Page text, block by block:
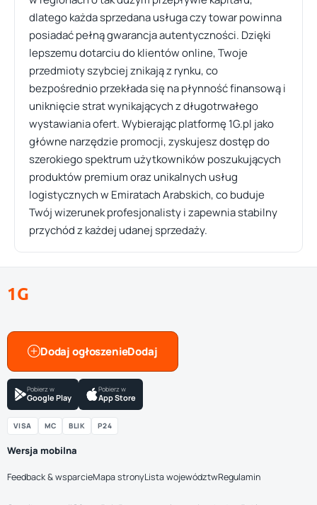
dlatego każda sprzedana usługa czy towar powinna
posiadać pełną gwarancja autentyczności. Dzięki
lepszemu dotarciu do klientów online, Twoje
przedmioty szybciej znikają z rynku, co
bezpośrednio przekłada się na płynność finansową i
uniknięcie strat wynikających z długotrwałego
wystawiania ofert. Wybierając platformę 1G.pl jako
główne narzędzie promocji, zyskujesz dostęp do
szerokiego spektrum użytkowników poszukujących
produktów premium oraz unikalnych usług
logistycznych w Emiratach Arabskich, co buduje
Twój wizerunek profesjonalisty i zapewnia stabilny
przychód z każdej udanej sprzedaży.
1G
Dodaj ogłoszenie
Pobierz w
Google Play
Pobierz w
App Store
VISA MC BLIK P24
Wersja mobilna
Feedback & wsparcieMapa stronyLista województwRegulamin